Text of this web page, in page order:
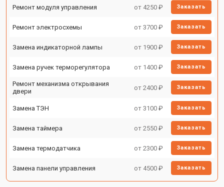
Ремонт модуля управления от 4250 ₽ Заказать
Ремонт электросхемы от 3700 ₽ Заказать
Замена индикаторной лампы от 1900 ₽ Заказать
Замена ручек терморегулятора от 1400 ₽ Заказать
Ремонт механизма открывания
двери
от 2400 ₽ Заказать
Замена ТЭН от 3100 ₽ Заказать
Замена таймера от 2550 ₽ Заказать
Замена термодатчика от 2300 ₽ Заказать
Замена панели управления от 4500 ₽ Заказать